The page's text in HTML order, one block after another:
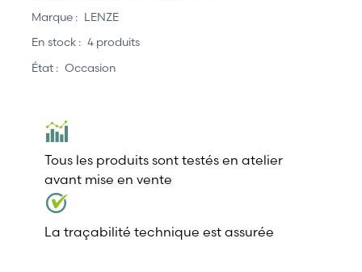
Marque : LENZE
En stock : 4 produits
État : Occasion
Tous les produits sont testés en atelier
avant mise en vente
La traçabilité technique est assurée